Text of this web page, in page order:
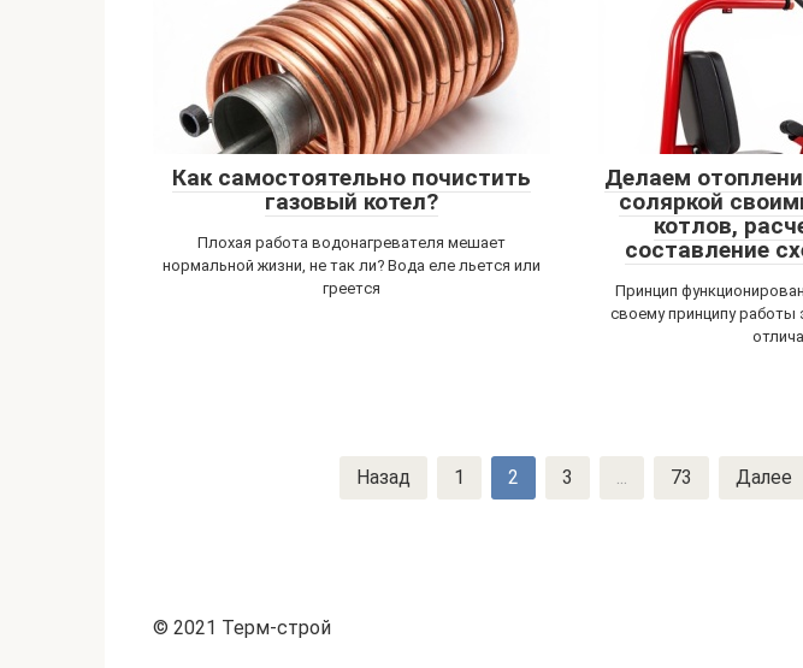
Как самостоятельно почистить
газовый котел?
Плохая работа водонагревателя мешает
нормальной жизни, не так ли? Вода еле льется или
греется
Делаем
соляркой
котлов,
составление
Принцип
своему принципу работы
Назад 1 2 3 ... 73 Далее
© 2021 Терм-строй